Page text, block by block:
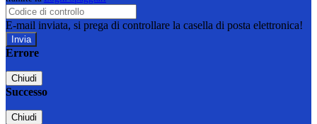
E-mail inviata, si prega di controllare la casella di posta elettronica!
Errore
Chiudi
Successo
Chiudi